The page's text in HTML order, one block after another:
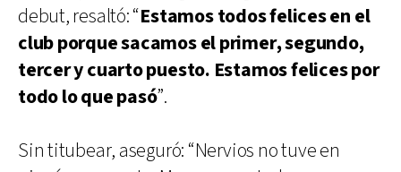
debut, resaltó: “Estamos todos felices en el
club porque sacamos el primer, segundo,
tercer y cuarto puesto. Estamos felices por
todo lo que pasó”.
Sin titubear, aseguró: “Nervios no tuve en